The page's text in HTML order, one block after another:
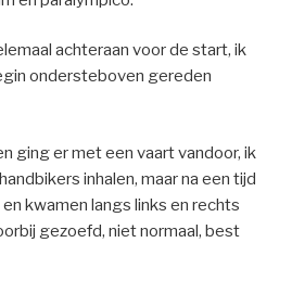
achteraan voor de start, ik
ondersteboven gereden
ging er met een vaart vandoor, ik
inhalen, maar na een tijd
kwamen langs links en rechts
gezoefd, niet normaal, best